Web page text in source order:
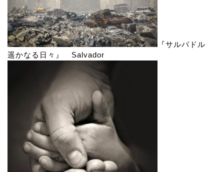
『サルバドル
遥かなる日々』 Salvador